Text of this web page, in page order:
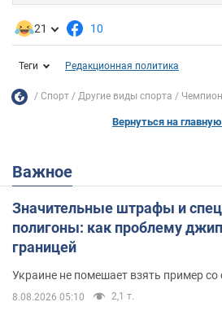
21 10
Теги Редакционная политика
Спорт Другие виды спорта
Вернуться на
Важное
Значительные штрафы и
полигоны: как проблему
границей
Украине не помешает взять пример со
8.08.2026 05:10 2,1 т.